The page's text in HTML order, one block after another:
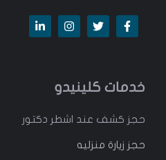
خدمات كلينيدو
حجز كشف عند اشطر دكتور
حجز زيارة منزليه